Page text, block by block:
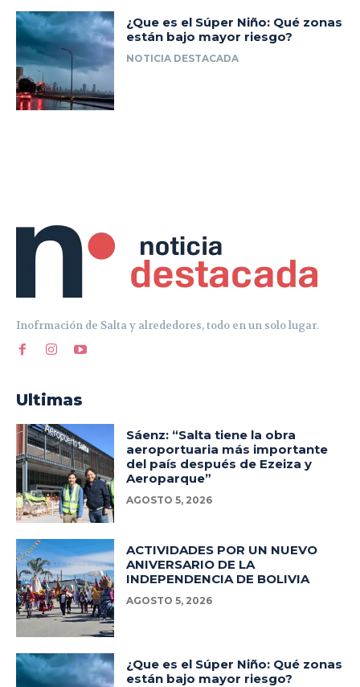
Inofrmación de Salta y alrededores, todo en un solo lugar.
Ultimas
Sáenz: “Salta tiene la obra
aeroportuaria más importante
del país después de Ezeiza y
Aeroparque”
AGOSTO 5, 2026
ACTIVIDADES POR UN NUEVO
ANIVERSARIO DE LA
INDEPENDENCIA DE BOLIVIA
AGOSTO 5, 2026
¿Que es el Súper Niño: Qué zonas
están bajo mayor riesgo?